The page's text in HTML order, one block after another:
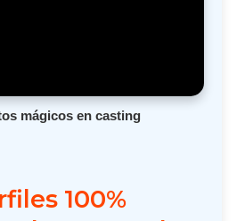
mágicos en casting
100%